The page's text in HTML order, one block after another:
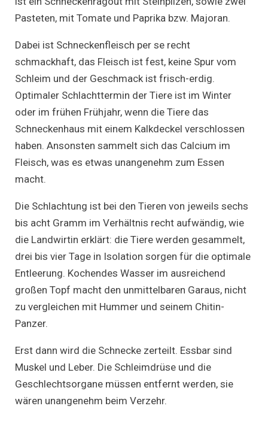
Pasteten, mit Tomate und Paprika bzw. Majoran.
Dabei ist Schneckenfleisch per se recht
schmackhaft, das Fleisch ist fest, keine Spur vom
Schleim und der Geschmack ist frisch-erdig.
Optimaler Schlachttermin der Tiere ist im Winter
oder im frühen Frühjahr, wenn die Tiere das
Schneckenhaus mit einem Kalkdeckel verschlossen
haben. Ansonsten sammelt sich das Calcium im
Fleisch, was es etwas unangenehm zum Essen
macht.
Die Schlachtung ist bei den Tieren von jeweils sechs
bis acht Gramm im Verhältnis recht aufwändig, wie
die Landwirtin erklärt: die Tiere werden gesammelt,
drei bis vier Tage in Isolation sorgen für die optimale
Entleerung. Kochendes Wasser im ausreichend
großen Topf macht den unmittelbaren Garaus, nicht
zu vergleichen mit Hummer und seinem Chitin-
Panzer.
Erst dann wird die Schnecke zerteilt. Essbar sind
Muskel und Leber. Die Schleimdrüse und die
Geschlechtsorgane müssen entfernt werden, sie
wären unangenehm beim Verzehr.